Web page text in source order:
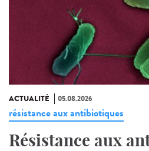
ACTUALITÉ 05.08.2026
résistance aux antibiotiques
Résistance aux